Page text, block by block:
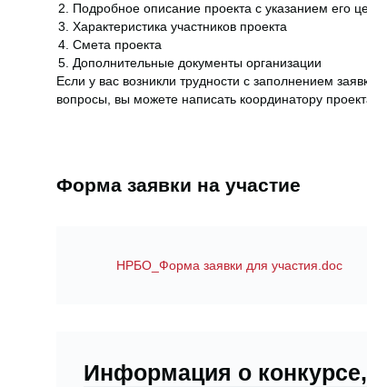
Подробное описание проекта с указанием его
Характеристика участников проекта
Смета проекта
Дополнительные документы организации
Если у вас возникли трудности с заполнением
вопросы, вы можете написать координатору
Форма заявки на участие
НРБО_Форма заявки для участия.doc
Информация о